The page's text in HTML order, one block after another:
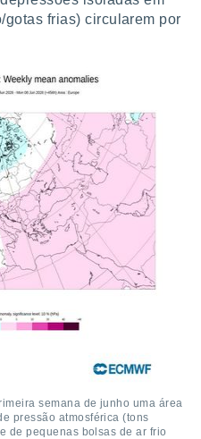
frias) circularem por
semana de junho uma área
pressão atmosférica (tons
de pequenas bolsas de ar frio